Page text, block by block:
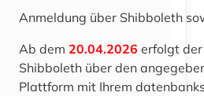
Anmeldung über Shibboleth
Ab dem 20.04.2026 erfolgt
Shibboleth über den
Plattform mit Ihrem